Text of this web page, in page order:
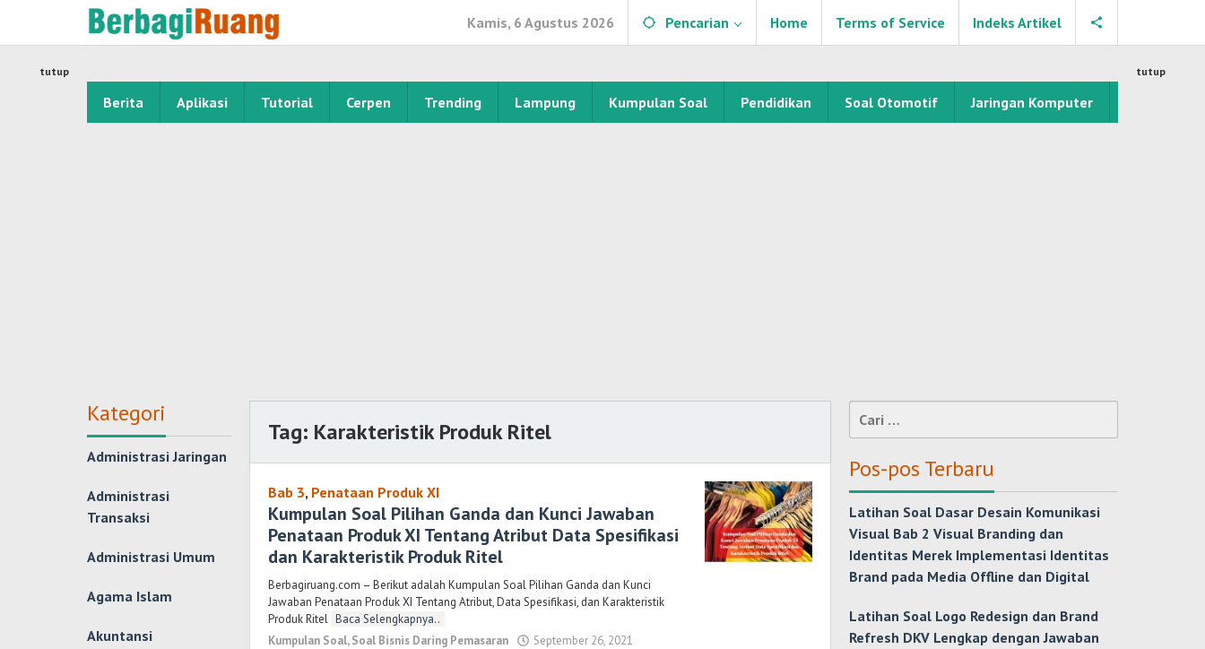
Kamis, 6 Agustus 2026 Pencarian Home Terms of Service Indeks Artikel
Berita Aplikasi Tutorial Cerpen Trending Lampung Kumpulan Soal Pendidikan Soal Otomotif Jaringan Komputer
tutup tutup
Kategori
Administrasi Jaringan
Administrasi
Transaksi
Administrasi Umum
Agama Islam
Akuntansi
Tag: Karakteristik Produk Ritel
Bab 3, Penataan Produk XI
Kumpulan Soal Pilihan Ganda dan Kunci Jawaban
Penataan Produk XI Tentang Atribut Data Spesifikasi
dan Karakteristik Produk Ritel
Berbagiruang.com – Berikut adalah Kumpulan Soal Pilihan Ganda dan Kunci
Jawaban Penataan Produk XI Tentang Atribut, Data Spesifikasi, dan Karakteristik
Produk Ritel Baca Selengkapnya..
Kumpulan Soal,Soal Bisnis Daring Pemasaran September 26, 2021
Cari
untuk:
Pos-pos Terbaru
Latihan Soal Dasar Desain Komunikasi
Visual Bab 2 Visual Branding dan
Identitas Merek Implementasi Identitas
Brand pada Media Offline dan Digital
Latihan Soal Logo Redesign dan Brand
Refresh DKV Lengkap dengan Jawaban